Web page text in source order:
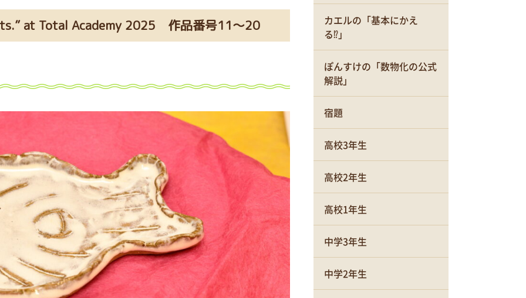
at Total Academy 2025 作品番号11～20
カエルの「基本にかえ
る⁉」
ぽんすけの「数物化の公式
解説」
宿題
高校3年生
高校2年生
高校1年生
中学3年生
中学2年生